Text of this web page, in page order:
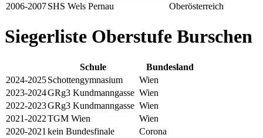
2006-2007SHS Wels Pernau Oberösterreich
Siegerliste Oberstufe Burschen
Schule
Bundesland
2024-2025Schottengymnasium
Wien
2023-2024GRg3 Kundmanngasse Wien
2022-2023GRg3 Kundmanngasse Wien
2021-2022TGM Wien
Wien
2020-2021 kein Bundesfinale
Corona